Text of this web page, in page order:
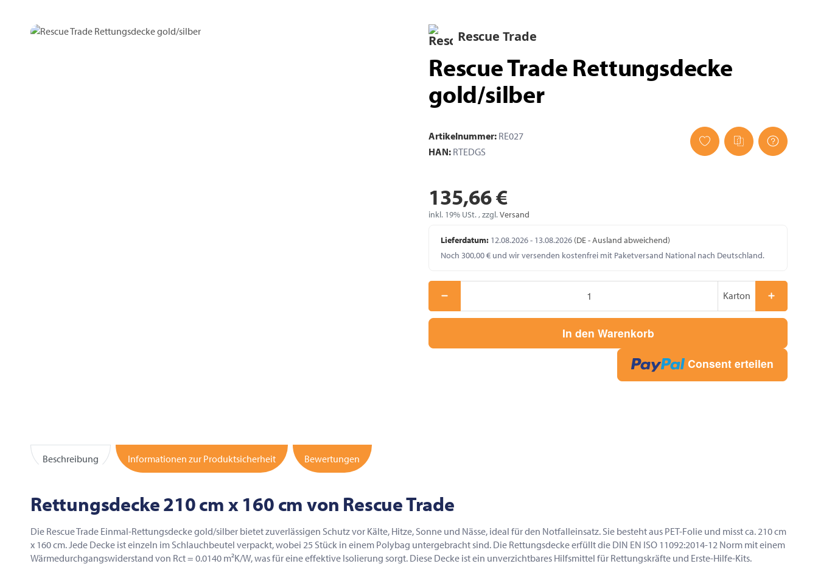
Rescue Trade
Rescue Trade Rettungsdecke
gold/silber
Artikelnummer: RE027
HAN: RTEDGS
135,66 €
inkl. 19% USt. , zzgl.Versand
Lieferdatum: 12.08.2026 - 13.08.2026 (DE - Ausland abweichend)
Noch 300,00 € und wir versenden kostenfrei mit Paketversand National nach Deutschland.
Karton
In den Warenkorb
Consent erteilen
Beschreibung Informationen zur Produktsicherheit Bewertungen
Rettungsdecke 210 cm x 160 cm von Rescue Trade
Die Rescue Trade Einmal-Rettungsdecke gold/silber bietet zuverlässigen Schutz vor Kälte, Hitze, Sonne und Nässe, ideal für den Notfalleinsatz. Sie besteht aus PET-Folie und misst ca. 210 cm
x 160 cm. Jede Decke ist einzeln im Schlauchbeutel verpackt, wobei 25 Stück in einem Polybag untergebracht sind. Die Rettungsdecke erfüllt die DIN EN ISO 11092:2014-12 Norm mit einem
Wärmedurchgangswiderstand von Rct = 0.0140 m²K/W, was für eine effektive Isolierung sorgt. Diese Decke ist ein unverzichtbares Hilfsmittel für Rettungskräfte und Erste-Hilfe-Kits.